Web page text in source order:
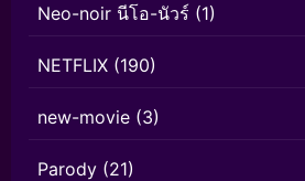
Neo-noir นีโอ-นัวร์ (1)
NETFLIX (190)
new-movie (3)
Parody (21)